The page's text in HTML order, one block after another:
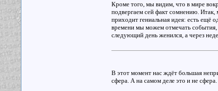
Кроме того, мы видим, что в мире
подвергаем сей факт сомнению.
приходит гениальная идея: есть ещё
времени мы можем отмечать события,
следующий день женился, а через
В этот момент нас ждёт большая
сфера. А на самом деле это и не